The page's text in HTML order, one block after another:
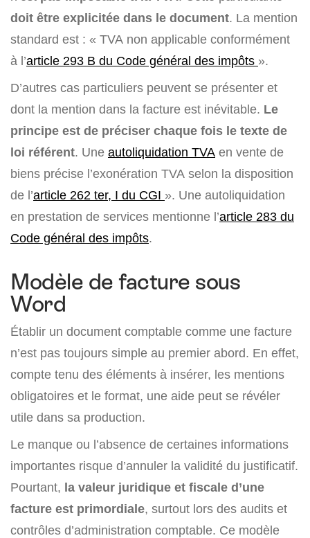
doit être explicitée dans le document. La mention
standard est : « TVA non applicable conformément
à l’article 293 B du Code général des impôts ».
D’autres cas particuliers peuvent se présenter et
dont la mention dans la facture est inévitable. Le
principe est de préciser chaque fois le texte de
loi référent. Une autoliquidation TVA en vente de
biens précise l’exonération TVA selon la disposition
de l’article 262 ter, I du CGI ». Une autoliquidation
en prestation de services mentionne l’article 283 du
Code général des impôts.
Modèle de facture sous
Word
Établir un document comptable comme une facture
n’est pas toujours simple au premier abord. En effet,
compte tenu des éléments à insérer, les mentions
obligatoires et le format, une aide peut se révéler
utile dans sa production.
Le manque ou l’absence de certaines informations
importantes risque d’annuler la validité du justificatif.
Pourtant, la valeur juridique et fiscale d’une
facture est primordiale, surtout lors des audits et
contrôles d’administration comptable. Ce modèle